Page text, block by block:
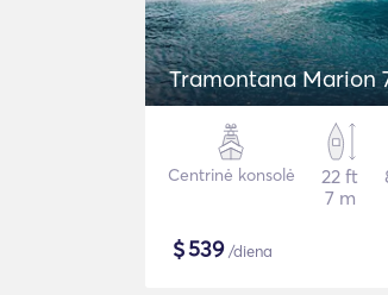
Tramontana Marion
Centrinė konsolė
22 ft
7 m
$539/diena